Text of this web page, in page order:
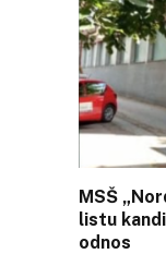
MSŠ
listu
odnos